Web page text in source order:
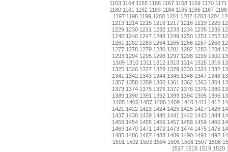
1163 1164 1165 1166 1167 1168 1169 1170 1171
1180 1181 1182 1183 1184 1185 1186 1187 1188
1197 1198 1199 1200 1201 1202 1203 1204
1213 1214 1215 1216 1217 1218 1219 1220
1229 1230 1231 1232 1233 1234 1235 1236
1245 1246 1247 1248 1249 1250 1251 1252
1261 1262 1263 1264 1265 1266 1267 1268
1277 1278 1279 1280 1281 1282 1283 1284
1293 1294 1295 1296 1297 1298 1299 1300
1309 1310 1311 1312 1313 1314 1315 1316
1325 1326 1327 1328 1329 1330 1331 1332
1341 1342 1343 1344 1345 1346 1347 1348
1357 1358 1359 1360 1361 1362 1363 1364
1373 1374 1375 1376 1377 1378 1379 1380
1389 1390 1391 1392 1393 1394 1395 1396
1405 1406 1407 1408 1409 1410 1411 1412
1421 1422 1423 1424 1425 1426 1427 1428
1437 1438 1439 1440 1441 1442 1443 1444
1453 1454 1455 1456 1457 1458 1459 1460
1469 1470 1471 1472 1473 1474 1475 1476
1485 1486 1487 1488 1489 1490 1491 1492
1501 1502 1503 1504 1505 1506 1507 1508
1517 1518 1519 1520